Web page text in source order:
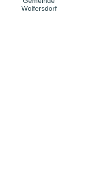
Wolfersdorf